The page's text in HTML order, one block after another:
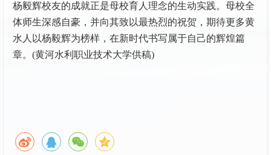
杨毅辉校友的成就正是母校育人理念的生动实践。母校全
体师生深感自豪，并向其致以最热烈的祝贺，期待更多黄
水人以杨毅辉为榜样，在新时代书写属于自己的辉煌篇
章。(黄河水利职业技术大学供稿)